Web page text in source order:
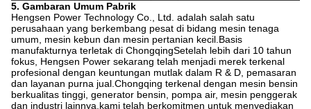
5. Gambaran Umum Pabrik
Hengsen Power Technology Co., Ltd. adalah salah satu
perusahaan yang berkembang pesat di bidang mesin tenaga
umum, mesin kebun dan mesin pertanian kecil.Basis
manufakturnya terletak di ChongqingSetelah lebih dari 10 tahun
fokus, Hengsen Power sekarang telah menjadi merek terkenal
profesional dengan keuntungan mutlak dalam R & D, pemasaran
dan layanan purna jual.Chongqing terkenal dengan mesin bensin
berkualitas tinggi, generator bensin, pompa air, mesin penggerak
dan industri lainnya.kami telah berkomitmen untuk menyediakan